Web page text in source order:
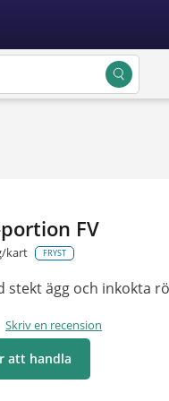
FV
kart FRYST
stekt ägg och inkokta
Skriv en recension
att handla